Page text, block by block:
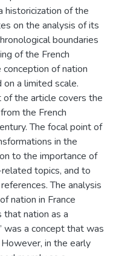
historicization of the
on the analysis of its
boundaries
of the French
of nation
a limited scale.
the article covers the
the French
The focal point of
in the
to the importance of
topics, and to
The analysis
nation in France
nation as a
was a concept that was
in the early